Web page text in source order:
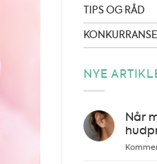
TIPS OG RÅD
NYE
Når